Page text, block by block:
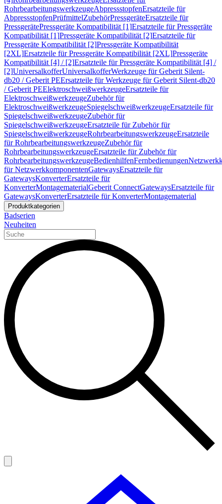
RohrbearbeitungswerkzeugeAbpressstopfenErsatzteile für
AbpressstopfenPrüfmittelZubehörPressgeräteErsatzteile für
PressgerätePressgeräte Kompatibilität [1]Ersatzteile für Pressgeräte
Kompatibilität [1]Pressgeräte Kompatibilität [2]Ersatzteile für
Pressgeräte Kompatibilität [2]Pressgeräte Kompatibilität
[2XL]Ersatzteile für Pressgeräte Kompatibilität [2XL]Pressgeräte
Kompatibilität [4] / [2]Ersatzteile für Pressgeräte Kompatibilität [4] /
[2]UniversalkofferUniversalkofferWerkzeuge für Geberit Silent-
db20 / Geberit PEErsatzteile für Werkzeuge für Geberit Silent-db20
/ Geberit PEElektroschweißwerkzeugeErsatzteile für
ElektroschweißwerkzeugeZubehör für
ElektroschweißwerkzeugeSpiegelschweißwerkzeugeErsatzteile für
SpiegelschweißwerkzeugeZubehör für
SpiegelschweißwerkzeugeErsatzteile für Zubehör für
SpiegelschweißwerkzeugeRohrbearbeitungswerkzeugeErsatzteile
für RohrbearbeitungswerkzeugeZubehör für
RohrbearbeitungswerkzeugeErsatzteile für Zubehör für
RohrbearbeitungswerkzeugeBedienhilfenFernbedienungen
für NetzwerkkomponentenGatewaysErsatzteile für
GatewaysKonverterErsatzteile für
KonverterMontagematerialGeberit ConnectGatewaysErsatzteile für
GatewaysKonverterErsatzteile für KonverterMontagematerial
Produktkategorien
Badserien
Neuheiten